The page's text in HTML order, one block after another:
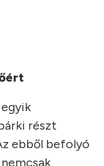
egyik
részt
ebből befolyó